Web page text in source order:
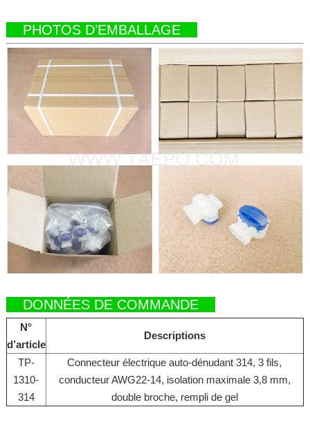
PHOTOS D’EMBALLAGE
DONNÉES DE COMMANDE
N°
d’article
Descriptions
TP-
1310-
314
Connecteur électrique auto-dénudant 314, 3 fils,
conducteur AWG22-14, isolation maximale 3,8 mm,
double broche, rempli de gel